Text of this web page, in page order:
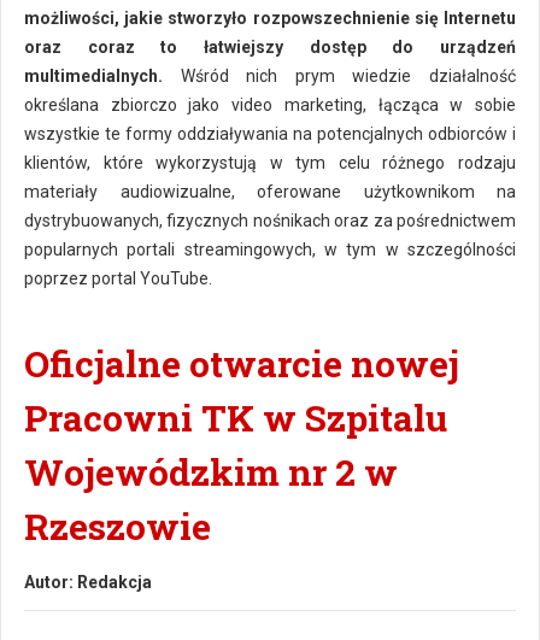
możliwości, jakie stworzyło rozpowszechnienie się Internetu
oraz coraz to łatwiejszy dostęp do urządzeń
multimedialnych. Wśród nich prym wiedzie działalność
określana zbiorczo jako video marketing, łącząca w sobie
wszystkie te formy oddziaływania na potencjalnych odbiorców i
klientów, które wykorzystują w tym celu różnego rodzaju
materiały audiowizualne, oferowane użytkownikom na
dystrybuowanych, fizycznych nośnikach oraz za pośrednictwem
popularnych portali streamingowych, w tym w szczególności
poprzez portal YouTube.
Oficjalne otwarcie nowej
Pracowni TK w Szpitalu
Wojewódzkim nr 2 w
Rzeszowie
Autor: Redakcja